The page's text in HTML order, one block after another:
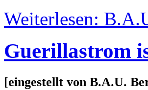
Weiterlesen:
Guerillastrom
[eingestellt von B.A.U.